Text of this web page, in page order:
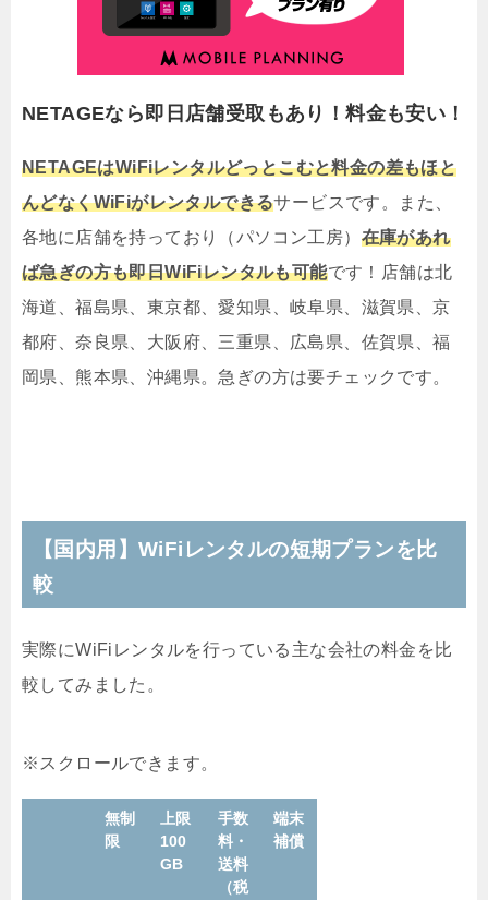
NETAGEなら即日店舗受取もあり！料金も安い！
NETAGEはWiFiレンタルどっとこむと料金の差もほと
んどなくWiFiがレンタルできるサービスです。また、
各地に店舗を持っており（パソコン工房） 在庫があれ
ば急ぎの方も即日WiFiレンタルも可能です！店舗は北
海道、福島県、東京都、愛知県、岐阜県、滋賀県、京
都府、奈良県、大阪府、三重県、広島県、佐賀県、福
岡県、熊本県、沖縄県。急ぎの方は要チェックです。
【国内用】WiFiレンタルの短期プランを比
較
実際にWiFiレンタルを行っている主な会社の料金を比
較してみました。
無制
限
上限
100
GB
手数
料・
送料
（税
端末
補償